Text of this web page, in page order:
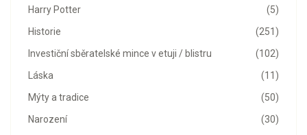
(5)
Harry Potter
(251)
Historie
(102)
Investiční sběratelské mince v etuji / blistru
(11)
Láska
(50)
Mýty a tradice
(30)
Narození